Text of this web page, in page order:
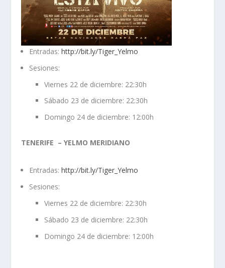
Entradas:http://bit.ly/Tiger_Yelmo
Sesiones:
Viernes 22 de diciembre: 22:30h
Sábado 23 de diciembre: 22:30h
Domingo 24 de diciembre: 12:00h
TENERIFE – YELMO MERIDIANO
Entradas:http://bit.ly/Tiger_Yelmo
Sesiones:
Viernes 22 de diciembre: 22:30h
Sábado 23 de diciembre: 22:30h
Domingo 24 de diciembre: 12:00h